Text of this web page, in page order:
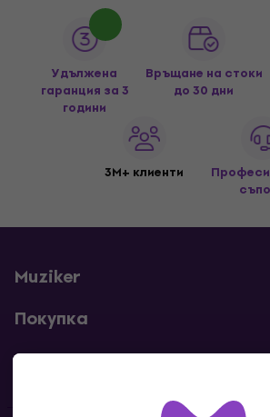
Удължена
гаранция за 3
години
Връщане на стоки
до 30 дни
3M+ клиенти
Muziker
Покупка
Полезни линкове